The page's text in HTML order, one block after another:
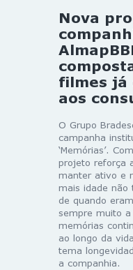
Nova
filmes já
aos
O Grupo
campanha
‘Memórias’.
projeto reforça
manter ativo e
mais idade não
de quando
sempre muito
memórias
ao longo da
tema
a companhia.